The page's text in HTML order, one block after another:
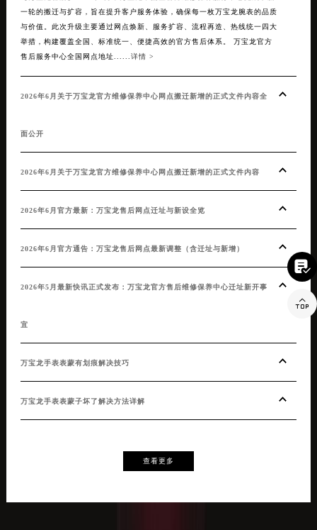
一轮的搬迁与扩容，旨在提升客户服务体验，确保每一枚万宝龙腕表的品质
与价值。此次升级主要通过网点焕新、服务扩容、流程再造、热线统一四大
举措，构建覆盖全国、标准统一、便捷高效的官方售后体系。 万宝龙官方
售后服务中心全国网点地址...... 详情 >
2026年6月关于万宝龙官方维修保养中心网点搬迁新增的正式文件内容全
面公开
2026年6月关于万宝龙官方维修保养中心网点搬迁新增的正式文件内容
2026年6月官方最新：万宝龙售后网点迁址与新设全览
2026年6月官方通告：万宝龙售后网点最新调整（含迁址与新增）
2026年5月最新快讯正式发布：万宝龙官方售后维修保养中心迁址新开事
宜
万宝龙手表表蒙有划痕解决技巧
万宝龙手表表蒙子坏了解决方法详解
查看更多

